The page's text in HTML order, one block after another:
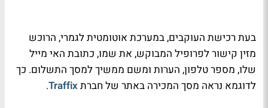
בעת רכישת העוקבים, במערכת אוטומטית לגמרי, הרוכש
מזין קישור לפרופיל המבוקש, את שמו, כתובת האי מייל
שלו, מספר טלפון, הערות ומשם ממשיך למסך התשלום. כך
לדוגמא נראה מסך המכירה באתר של חברתTraffix
.